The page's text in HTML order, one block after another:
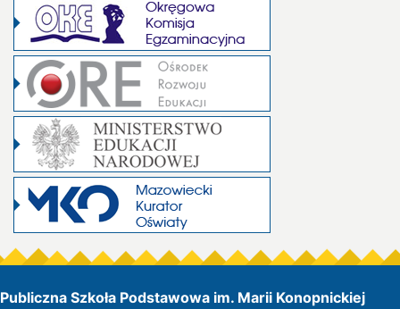
Publiczna Szkoła Podstawowa im. Marii Konopnickiej